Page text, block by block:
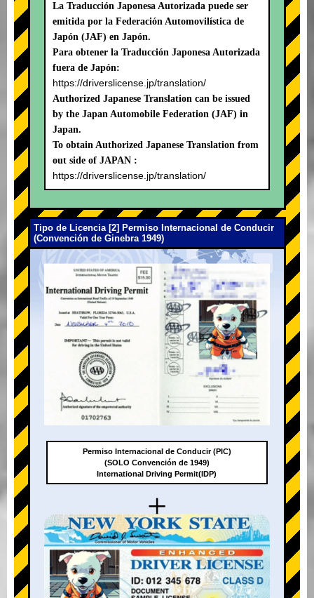
La Traducción Japonesa Autorizada puede ser
emitida por la Federación Automovilística de
Japón (JAF) en Japón.
Para obtener la Traducción Japonesa Autorizada
fuera de Japón:
https://driverslicense.jp/translation/
Authorized Japanese Translation can be issued
by the Japan Automobile Federation (JAF) in
Japan.
To obtain Authorized Japanese Translation from
out side of JAPAN :
https://driverslicense.jp/translation/
Tipo de Licencia [2] Permiso Internacional de Conducir
(Convención de Ginebra 1949)
+
Permiso Internacional de Conducir (PIC)
(SOLO Convención de 1949)
International Driving Permit(IDP)